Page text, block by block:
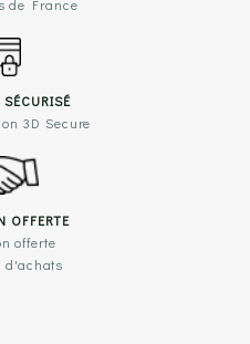
de France
SÉCURISÉ
3D Secure
OFFERTE
offerte
d'achats